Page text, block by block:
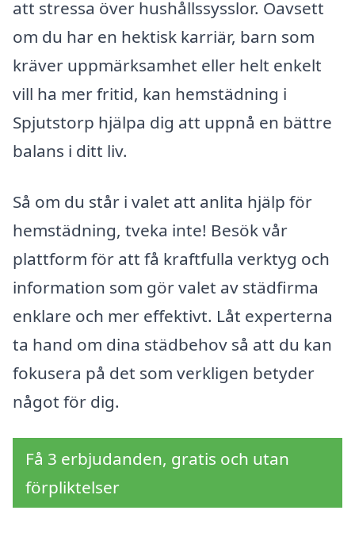
att stressa över hushållssysslor. Oavsett
om du har en hektisk karriär, barn som
kräver uppmärksamhet eller helt enkelt
vill ha mer fritid, kan hemstädning i
Spjutstorp hjälpa dig att uppnå en bättre
balans i ditt liv.
Så om du står i valet att anlita hjälp för
hemstädning, tveka inte! Besök vår
plattform för att få kraftfulla verktyg och
information som gör valet av städfirma
enklare och mer effektivt. Låt experterna
ta hand om dina städbehov så att du kan
fokusera på det som verkligen betyder
något för dig.
Få 3 erbjudanden, gratis och utan
förpliktelser